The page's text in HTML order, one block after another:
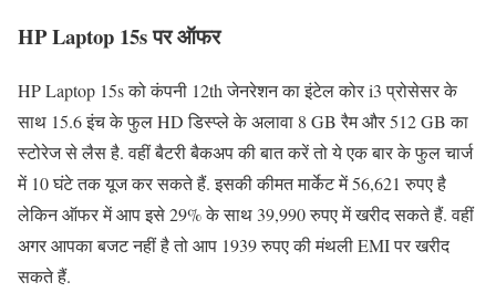
HP Laptop 15s पर ऑफर
HP Laptop 15s को कंपनी 12th जेनरेशन का इंटेल कोर i3 प्रोसेसर के
साथ 15.6 इंच के फुल HD डिस्प्ले के अलावा 8 GB रैम और 512 GB का
स्टोरेज से लैस है. वहीं बैटरी बैकअप की बात करें तो ये एक बार के फुल चार्ज
में 10 घंटे तक यूज कर सकते हैं. इसकी कीमत मार्केट में 56,621 रुपए है
लेकिन ऑफर में आप इसे 29% के साथ 39,990 रुपए में खरीद सकते हैं. वहीं
अगर आपका बजट नहीं है तो आप 1939 रुपए की मंथली EMI पर खरीद
सकते हैं.